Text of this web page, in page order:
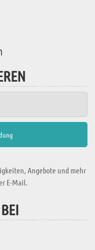
Angebote und mehr
E-Mail.